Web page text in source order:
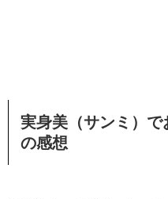
実身美（サンミ）
の感想